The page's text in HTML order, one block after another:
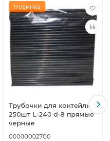
и коммерческого
питании, на детских и
хранятся и
Новинка
Трубочки для коктейля
250шт L-240 d-8 прямые
черные
00000002700